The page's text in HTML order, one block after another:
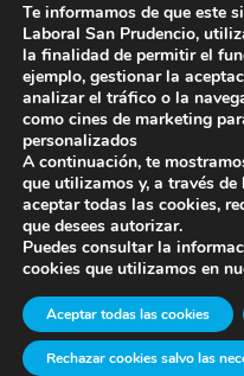
Políticas
Política de Privacidad
Política de cookies
Aviso Legal
© Fundación
Te informamos de que este
Laboral San Prudencio,
la finalidad de permitir el
ejemplo, gestionar la
analizar el tráfico o la
como cines de marketing
personalizados
A continuación, te
que utilizamos y, a través
aceptar todas las cookies,
que desees autorizar.
Puedes consultar la
cookies que utilizamos en
Aceptar todas las cookies
Rechazar cookies salvo las